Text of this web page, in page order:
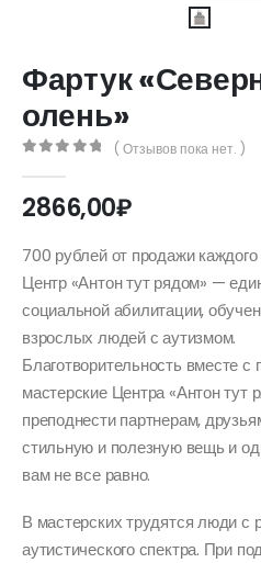
Фартук
олень»
( Отзывов пока нет. )
2866,00₽
700 рублей от продажи
Центр «Антон тут рядом» —
социальной абилитации,
взрослых людей с аутизмом.
Благотворительность вместе с
мастерские Центра «Антон тут
преподнести партнерам,
стильную и полезную вещь и
вам не все равно.
В мастерских трудятся люди с
аутистического спектра. При